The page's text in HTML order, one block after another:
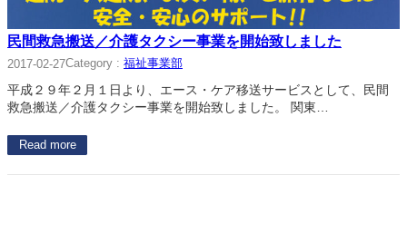
民間救急搬送／介護タクシー事業を開始致しました
2017-02-27Category : 福祉事業部
平成２９年２月１日より、エース・ケア移送サービスとして、民間
救急搬送／介護タクシー事業を開始致しました。 関東…
Read more